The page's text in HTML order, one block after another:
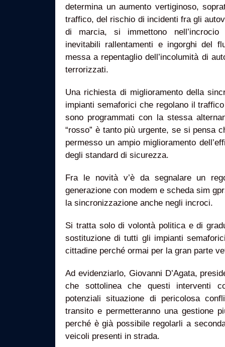
determina un aumento vertiginoso,
traffico, del rischio di incidenti fra gli
di marcia, si immettono
inevitabili rallentamenti e ingorghi del
messa a repentaglio dell’incolumità di
terrorizzati.
Una richiesta di miglioramento della
impianti semaforici che regolano il
sono programmati con la stessa
“rosso” è tanto più urgente, se si pensa
permesso un ampio miglioramento
degli standard di sicurezza.
Fra le novità v’è da segnalare un
generazione con modem e scheda sim
la sincronizzazione anche negli incroci.
Si tratta solo di volontà politica e di
sostituzione di tutti gli impianti
cittadine perché ormai per la gran parte
Ad evidenziarlo, Giovanni D’Agata,
che sottolinea che questi interventi
potenziali situazione di pericolosa
transito e permetteranno una gestione
perché è già possibile regolarli a
veicoli presenti in strada.